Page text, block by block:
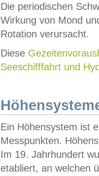
Die periodischen
Wirkung von Mond
Rotation verursacht.
Diese
Seeschifffahrt und
Ein Höhensystem ist
Messpunkten.
Im 19. Jahrhundert
etabliert, an welchen